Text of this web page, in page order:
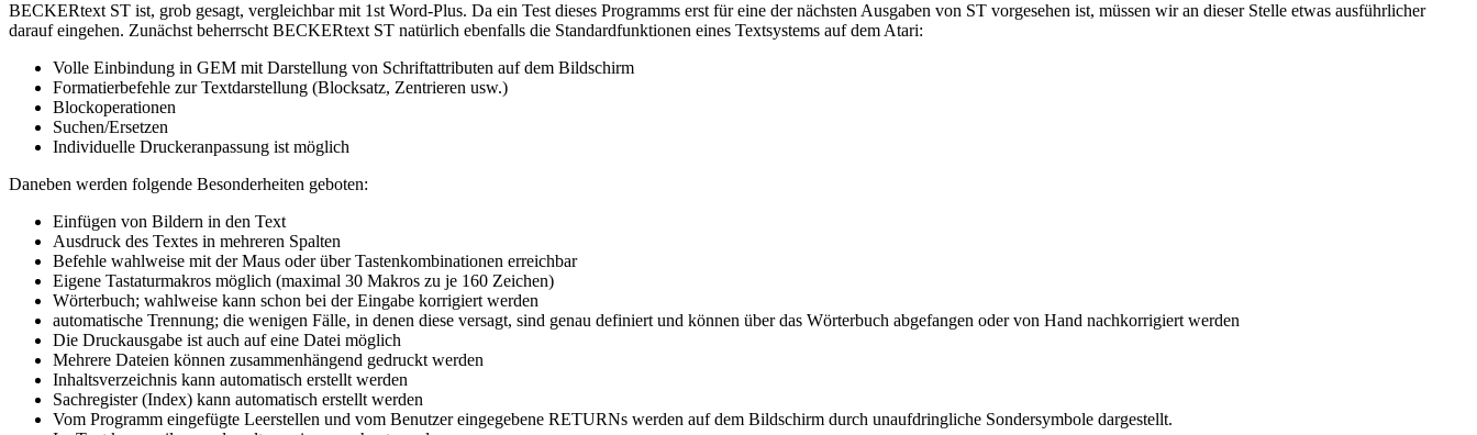
BECKERtext ST ist, grob gesagt, vergleichbar mit 1st Word-Plus. Da ein Test dieses Programms erst für eine der nächsten Ausgaben von ST vorgesehen ist, müssen wir an dieser Stelle etwas ausführlicher
darauf eingehen. Zunächst beherrscht BECKERtext ST natürlich ebenfalls die Standardfunktionen eines Textsystems auf dem Atari:
Volle Einbindung in GEM mit Darstellung von Schriftattributen auf dem Bildschirm
Formatierbefehle zur Textdarstellung (Blocksatz, Zentrieren usw.)
Blockoperationen
Suchen/Ersetzen
Individuelle Druckeranpassung ist möglich
Daneben werden folgende Besonderheiten geboten:
Einfügen von Bildern in den Text
Ausdruck des Textes in mehreren Spalten
Befehle wahlweise mit der Maus oder über Tastenkombinationen erreichbar
Eigene Tastaturmakros möglich (maximal 30 Makros zu je 160 Zeichen)
Wörterbuch; wahlweise kann schon bei der Eingabe korrigiert werden
automatische Trennung; die wenigen Fälle, in denen diese versagt, sind genau definiert und können über das Wörterbuch abgefangen oder von Hand nachkorrigiert werden
Die Druckausgabe ist auch auf eine Datei möglich
Mehrere Dateien können zusammenhängend gedruckt werden
Inhaltsverzeichnis kann automatisch erstellt werden
Sachregister (Index) kann automatisch erstellt werden
Vom Programm eingefügte Leerstellen und vom Benutzer eingegebene RETURNs werden auf dem Bildschirm durch unaufdringliche Sondersymbole dargestellt.